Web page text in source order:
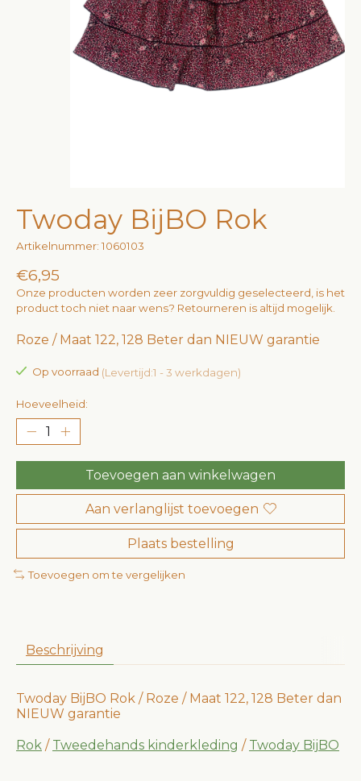
Twoday BijBO Rok
Artikelnummer: 1060103
€6,95
Onze producten worden zeer zorgvuldig geselecteerd, is het
product toch niet naar wens? Retourneren is altijd mogelijk.
Roze / Maat 122, 128 Beter dan NIEUW garantie
Op voorraad (Levertijd:1 - 3 werkdagen)
Hoeveelheid:
Toevoegen aan winkelwagen
Aan verlanglijst toevoegen
Plaats bestelling
Toevoegen om te vergelijken
Beschrijving
Twoday BijBO Rok / Roze / Maat 122, 128 Beter dan
NIEUW garantie
Rok / Tweedehands kinderkleding / Twoday BijBO